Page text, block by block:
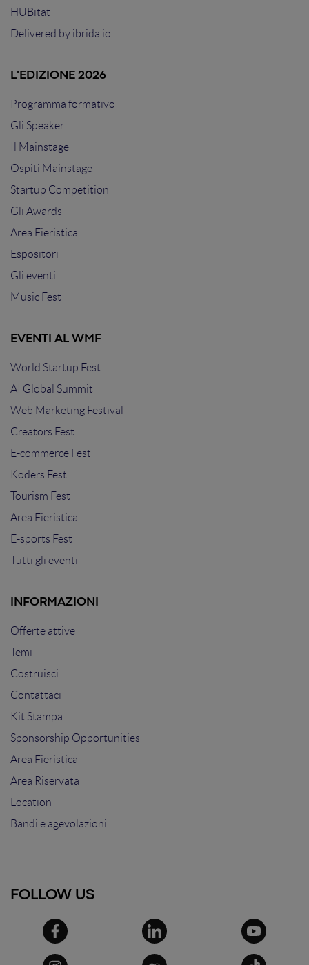
HUBitat
Delivered by ibrida.io
L'EDIZIONE 2026
Programma formativo
Gli Speaker
Il Mainstage
Ospiti Mainstage
Startup Competition
Gli Awards
Area Fieristica
Espositori
Gli eventi
Music Fest
EVENTI AL WMF
World Startup Fest
AI Global Summit
Web Marketing Festival
Creators Fest
E-commerce Fest
Koders Fest
Tourism Fest
Area Fieristica
E-sports Fest
Tutti gli eventi
INFORMAZIONI
Offerte attive
Temi
Costruisci
Contattaci
Kit Stampa
Sponsorship Opportunities
Area Fieristica
Area Riservata
Location
Bandi e agevolazioni
FOLLOW US